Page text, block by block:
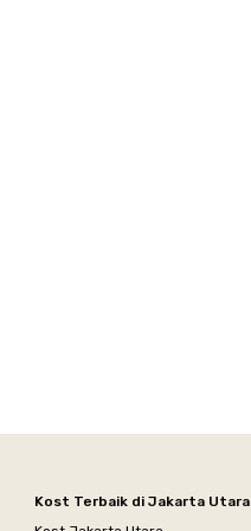
Kost Terbaik di Jakarta Utara